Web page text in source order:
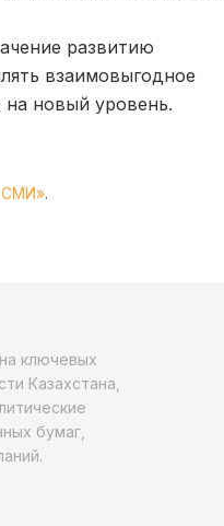
развитию
взаимовыгодное
на новый уровень.
СМИ».
ключевых
Казахстана,
бумаг,